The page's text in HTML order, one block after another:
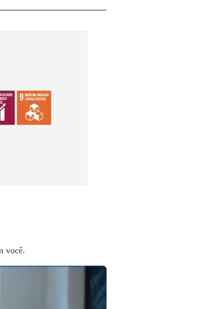
você.